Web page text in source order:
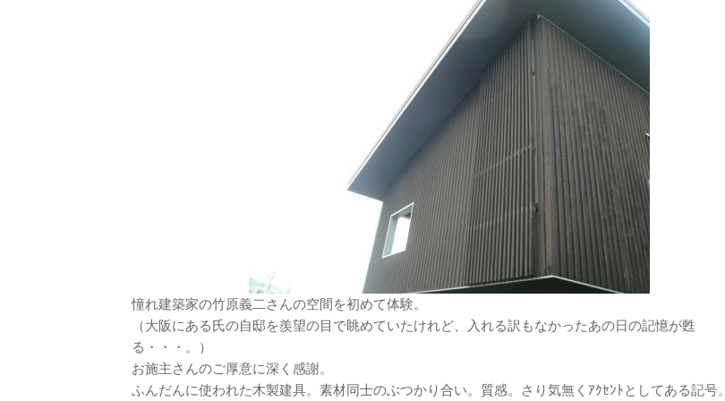
憧れ建築家の竹原義二さんの空間を初めて体験。
（大阪にある氏の自邸を羨望の目で眺めていたけれど、入れる訳もなかったあの日の記憶が甦
る・・・。）
お施主さんのご厚意に深く感謝。
ふんだんに使われた木製建具。素材同士のぶつかり合い。質感。さり気無くｱｸｾﾝﾄとしてある記号。